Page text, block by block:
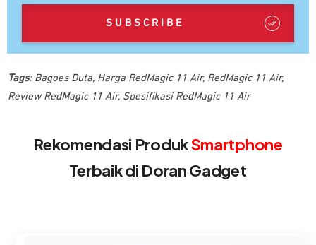
SUBSCRIBE
Tags: Bagoes Duta, Harga RedMagic 11 Air, RedMagic 11 Air,
Review RedMagic 11 Air, Spesifikasi RedMagic 11 Air
Rekomendasi ProdukSmartphone
Terbaik di Doran Gadget